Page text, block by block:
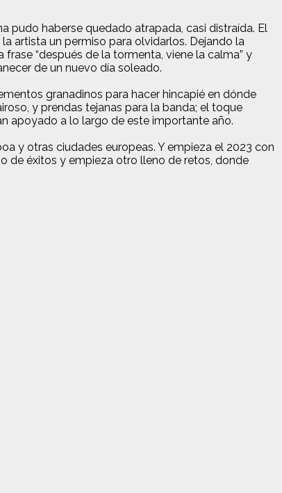
pudo haberse quedado atrapada, casi distraída. El
artista un permiso para olvidarlos. Dejando la
“después de la tormenta, viene la calma” y
de un nuevo día soleado.
granadinos para hacer hincapié en dónde
y prendas tejanas para la banda; el toque
apoyado a lo largo de este importante año.
y otras ciudades europeas. Y empieza el 2023 con
de éxitos y empieza otro lleno de retos, donde